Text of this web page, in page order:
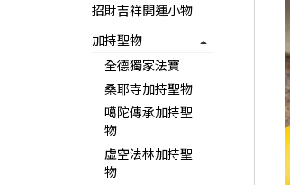
招財吉祥開運小物
加持聖物
全德獨家法寶
桑耶寺加持聖物
噶陀傳承加持聖
物
虛空法林加持聖
物